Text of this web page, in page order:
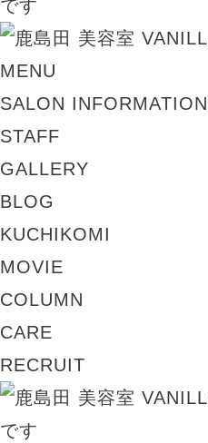
MENU
SALON INFORMATION
STAFF
GALLERY
BLOG
KUCHIKOMI
MOVIE
COLUMN
CARE
RECRUIT